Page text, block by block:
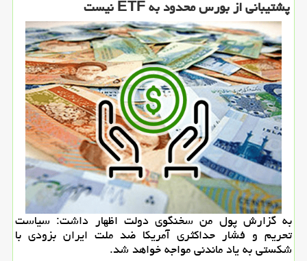
پشتیبانی از بورس محدود به ETF نیست
به گزارش پول من سخنگوی دولت اظهار داشت: سیاست
تحریم و فشار حداكثری آمریكا ضد ملت ایران بزودی با
شكستی به یاد ماندنی مواجه خواهد شد.